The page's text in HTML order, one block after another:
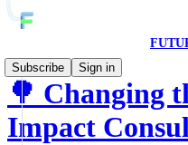
Subscribe
Sign in
🌳 Changing
Impact